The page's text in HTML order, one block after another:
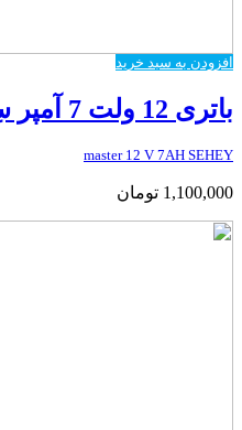
افزودن به سبد خرید
باتری 12 ولت 7 آمپر سِهِی (SEHEY)
master 12 V 7AH SEHEY
1,100,000 تومان